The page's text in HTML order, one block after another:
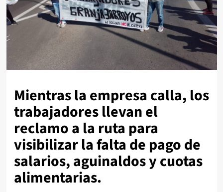
Mientras la empresa calla, los
trabajadores llevan el
reclamo a la ruta para
visibilizar la falta de pago de
salarios, aguinaldos y cuotas
alimentarias.